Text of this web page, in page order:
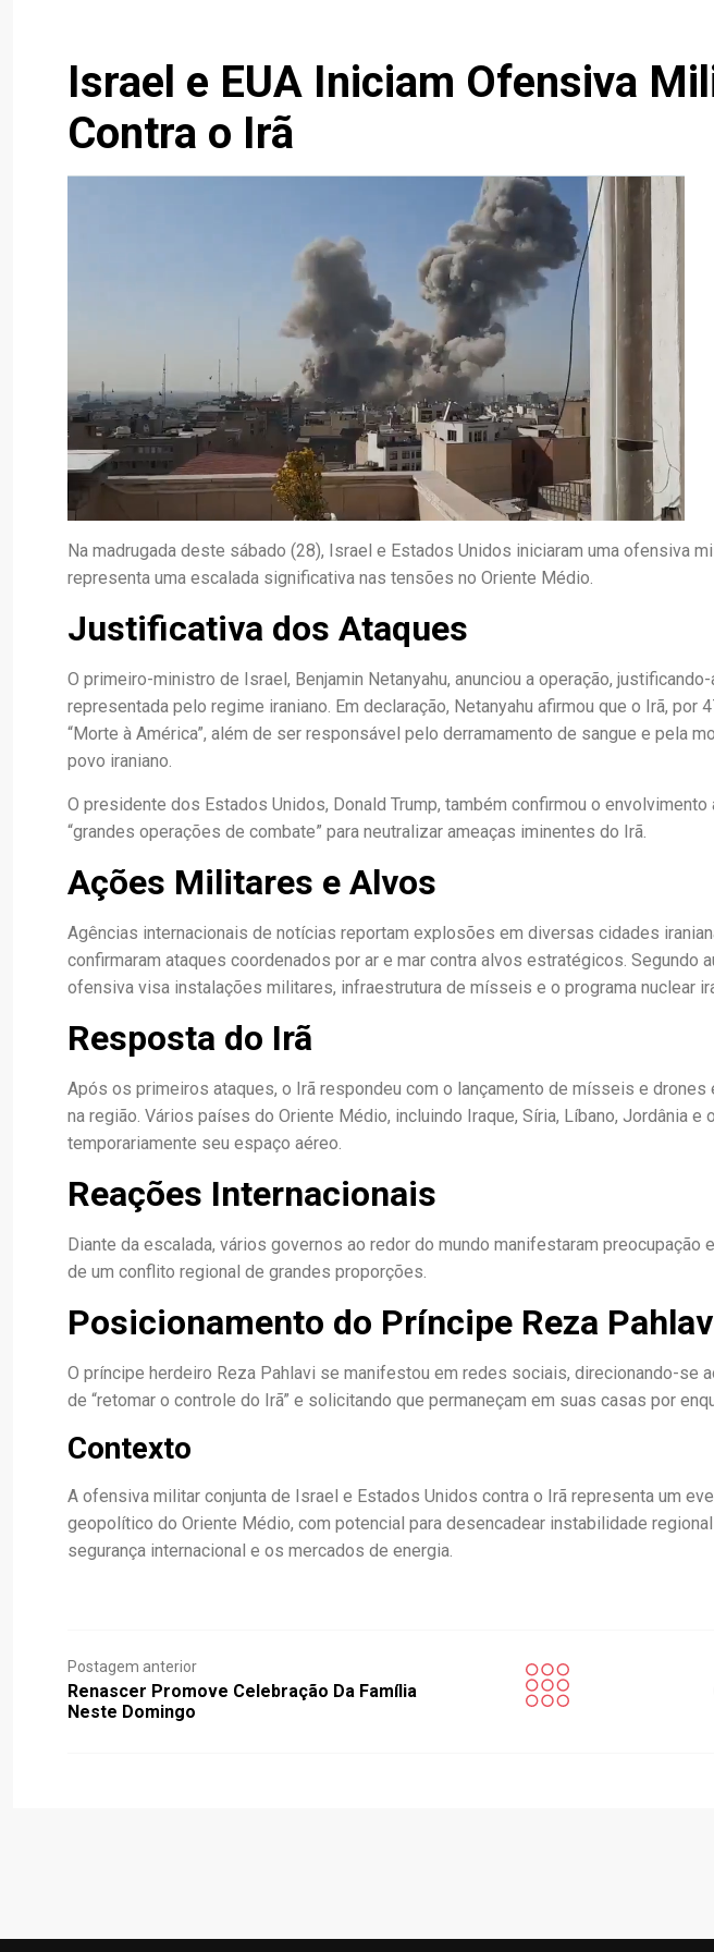
Israel e EUA Iniciam Ofensiva
Contra o Irã
Na madrugada deste sábado (28), Israel e Estados Unidos iniciaram uma ofensiva
representa uma escalada significativa nas tensões no Oriente Médio.
Justificativa dos Ataques
O primeiro-ministro de Israel, Benjamin Netanyahu, anunciou a operação,
representada pelo regime iraniano. Em declaração, Netanyahu afirmou que o Irã, por
“Morte à América”, além de ser responsável pelo derramamento de sangue e pela
povo iraniano.
O presidente dos Estados Unidos, Donald Trump, também confirmou o
“grandes operações de combate” para neutralizar ameaças iminentes do Irã.
Ações Militares e Alvos
Agências internacionais de notícias reportam explosões em diversas cidades
confirmaram ataques coordenados por ar e mar contra alvos estratégicos. Segundo
ofensiva visa instalações militares, infraestrutura de mísseis e o programa nuclear
Resposta do Irã
Após os primeiros ataques, o Irã respondeu com o lançamento de mísseis e
na região. Vários países do Oriente Médio, incluindo Iraque, Síria, Líbano, Jordânia e
temporariamente seu espaço aéreo.
Reações Internacionais
Diante da escalada, vários governos ao redor do mundo manifestaram preocupação
de um conflito regional de grandes proporções.
Posicionamento do Príncipe Reza
O príncipe herdeiro Reza Pahlavi se manifestou em redes sociais, direcionando-se
de “retomar o controle do Irã” e solicitando que permaneçam em suas casas por
Contexto
A ofensiva militar conjunta de Israel e Estados Unidos contra o Irã representa um
geopolítico do Oriente Médio, com potencial para desencadear instabilidade
segurança internacional e os mercados de energia.
Postagem anterior
Renascer Promove Celebração Da Família
Neste Domingo